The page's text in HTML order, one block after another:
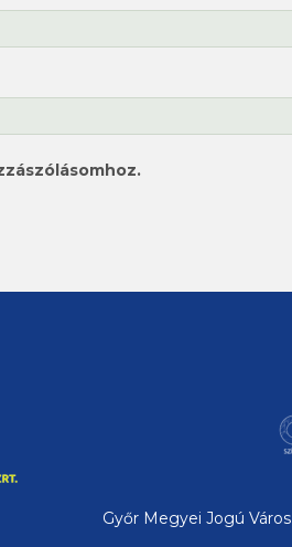
Győr Megyei Jogú Város